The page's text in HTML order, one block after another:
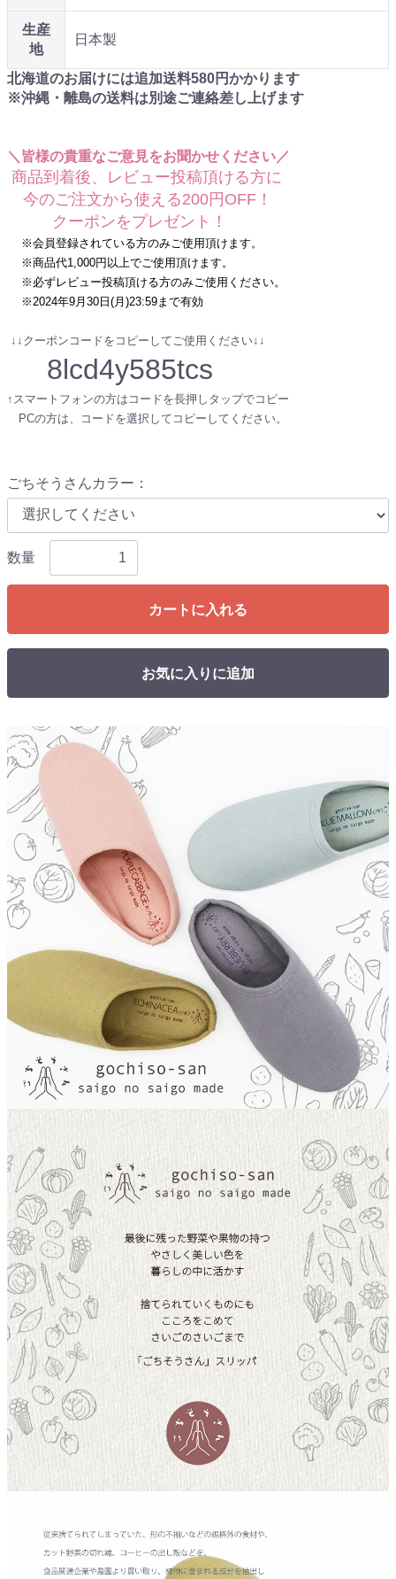
生産
地
日本製
北海道のお届けには追加送料580円かかります
※沖縄・離島の送料は別途ご連絡差し上げます
＼皆様の貴重なご意見をお聞かせください／
商品到着後、レビュー投稿頂ける方に
今のご注文から使える200円OFF！
クーポンをプレゼント！
※会員登録されている方のみご使用頂けます。
※商品代1,000円以上でご使用頂けます。
※必ずレビュー投稿頂ける方のみご使用ください。
※2024年9月30日(月)23:59まで有効
↓↓クーポンコードをコピーしてご使用ください↓↓
8lcd4y585tcs
↑スマートフォンの方はコードを長押しタップでコピー
PCの方は、コードを選択してコピーしてください。
ごちそうさんカラー ：
数量
カートに入れる
お気に入りに追加